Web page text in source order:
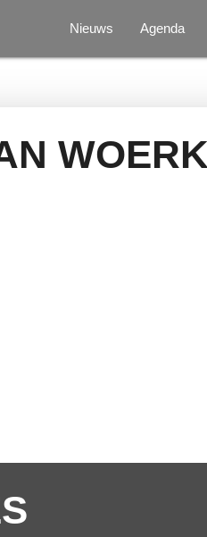
Nieuws Agenda